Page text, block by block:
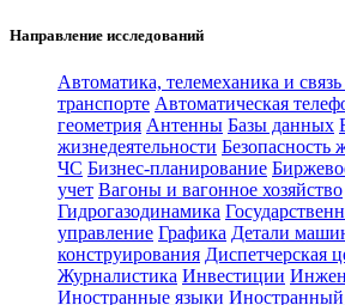
Направление исследований
Автоматика, телемеханика и
транспорте Автоматическая
геометрия Антенны Базы данных
жизнедеятельности Безопасность
ЧС Бизнес-планирование
учет Вагоны и вагонное хозяйство
Гидрогазодинамика
управление Графика Детали
конструирования Диспетчерская
Журналистика Инвестиции
Иностранные языки